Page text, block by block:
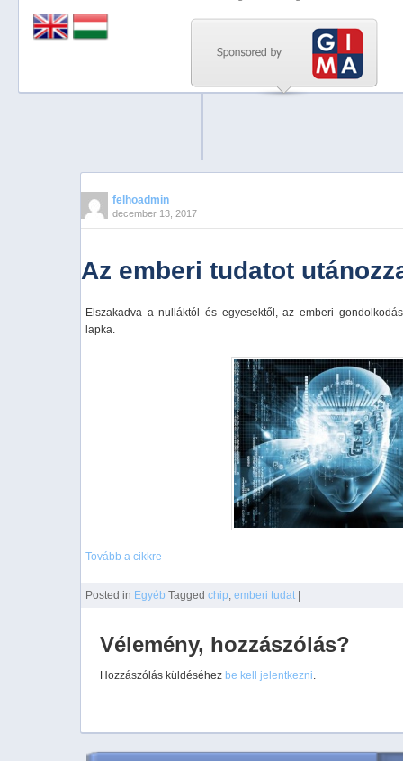
felhoadmin
december 13, 2017
Az emberi tudatot
Elszakadva a nulláktól és egyesektől, az emberi
lapka.
Tovább a cikkre
Posted in Egyéb Tagged chip, emberi tudat
Vélemény, hozzászólás?
Hozzászólás küldéséhez be kell jelentkezni.